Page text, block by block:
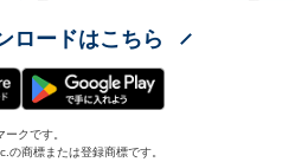
ロードはこちら
クです。
商標または登録商標です。